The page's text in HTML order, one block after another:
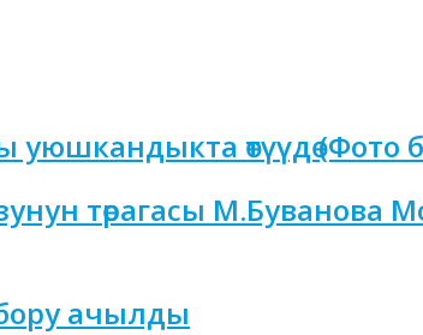
өтүүдө (Фото
төрагасы М.Буванова
ачылды